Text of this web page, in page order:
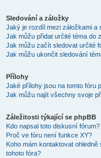
Sledování a záložky
Jaký je rozdíl mezi záložkami a
Jak můžu přidat určité téma do
Jak můžu začít sledovat určité
Jak můžu ukončit sledování
Přílohy
Jaké přílohy jsou na tomto fóru
Jak můžu najít všechny svoje
Záležitosti týkající se phpBB
Kdo napsal toto diskusní fórum?
Proč ve fóru není funkce XY?
Koho mám kontaktovat
tohoto fóra?